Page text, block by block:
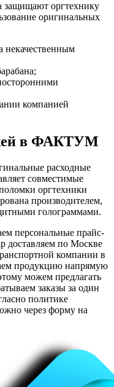
защищают оргтехнику
оригинальных
некачественным
компанией
в ФАКТУМ
расходные
совместимые
оргтехники
производителем,
голограммами.
персональные прайс-
доставляем по Москве
компании в
продукцию напрямую
можем предлагать
заказы за один
политике
через форму на